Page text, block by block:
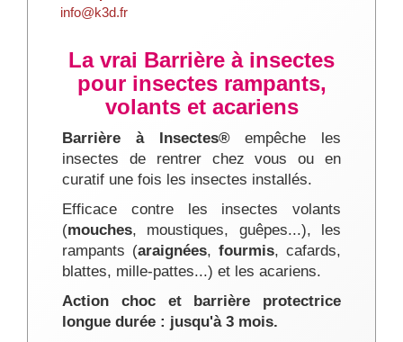
info@k3d.fr
La vrai Barrière à insectes
pour insectes rampants,
volants et acariens
Barrière à Insectes®empêche les
insectes de rentrer chez vous ou en
curatif une fois les insectes installés.
Efficace contre les insectes volants
(mouches, moustiques, guêpes...), les
rampants (araignées, fourmis, cafards,
blattes, mille-pattes...) et les acariens.
Action choc et barrière protectrice
longue durée : jusqu'à 3 mois.